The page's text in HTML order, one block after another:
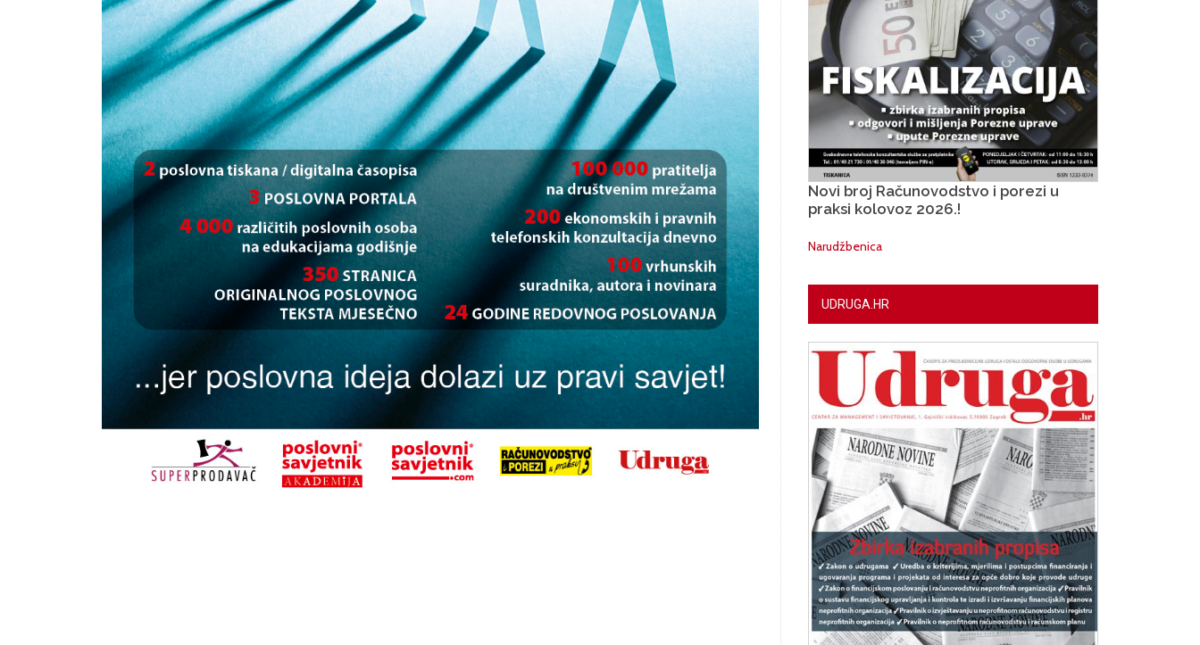
Novi broj Računovodstvo i porezi u
praksi kolovoz 2026.!
Narudžbenica
UDRUGA.HR